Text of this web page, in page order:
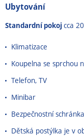
Ubytování
Standardní pokoj cca 20
Klimatizace
Koupelna se sprchou
Telefon, TV
Minibar
Bezpečnostní schránka
Dětská postýlka je v